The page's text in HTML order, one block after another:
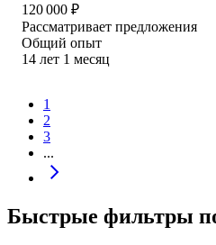
120 000 ₽
Рассматривает предложения
Общий опыт
14 лет 1 месяц
1
2
3
...
Быстрые фильтры